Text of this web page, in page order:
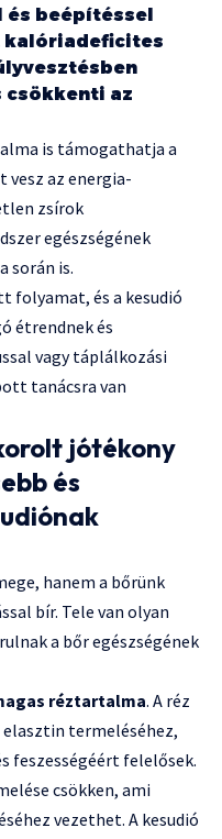
és beépítéssel
kalóriadeficites
csökkenti az
is támogathatja a
vesz az energia-
zsírok
egészségének
során is.
folyamat, és a kesudió
étrendnek és
vagy táplálkozási
tanácsra van
jótékony
és
hanem a bőrünk
bír. Tele van olyan
a bőr egészségének
réztartalma. A réz
termeléséhez,
feszességéért felelősek.
csökken, ami
vezethet. A kesudió